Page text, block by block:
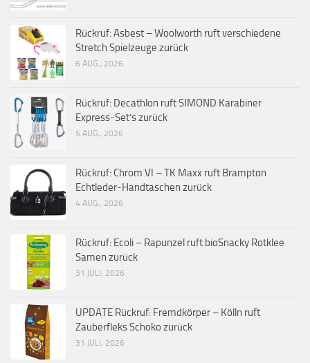
Rückruf: Asbest – Woolworth ruft verschiedene
Stretch Spielzeuge zurück
6 AUG., 2026
Rückruf: Decathlon ruft SIMOND Karabiner
Express-Set’s zurück
5 AUG., 2026
Rückruf: Chrom VI – TK Maxx ruft Brampton
Echtleder-Handtaschen zurück
4 AUG., 2026
Rückruf: Ecoli – Rapunzel ruft bioSnacky Rotklee
Samen zurück
31 JULI, 2026
UPDATE Rückruf: Fremdkörper – Kölln ruft
Zauberfleks Schoko zurück
31 JULI, 2026